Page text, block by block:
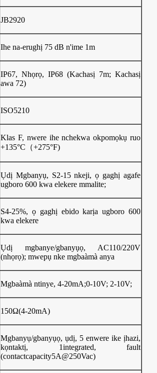
JB2920
Ihe na-erughị 75 dB n'ime 1m
IP67, Nhọrọ, IP68 (Kachasị 7m; Kachasị
awa 72)
ISO5210
Klas F, nwere ihe nchekwa okpomọkụ ruo
+135°C（+275°F)
Ụdị Mgbanyụ, S2-15 nkeji, ọ gaghị agafe
ugboro 600 kwa elekere mmalite;
S4-25%, ọ gaghị ebido karịa ugboro 600
kwa elekere
Ụdị mgbanye/gbanyụọ, AC110/220V
(nhọrọ); mwepụ nke mgbaàmà anya
Mgbaàmà ntinye, 4-20mA;0-10V; 2-10V;
150Ω(4-20mA)
Mgbanyụ/gbanyụọ, ụdị, 5 enwere ike ịhazi,
kọntaktị, 1integrated, fault
(contactcapacity5A@250Vac)